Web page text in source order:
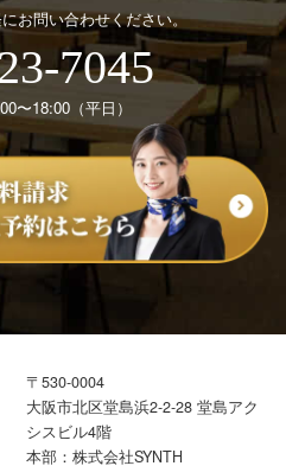
お問い合わせください。
7045
〜18:00（平日）
〒530-0004
大阪市北区堂島浜2-2-28 堂島アク
シスビル4階
本部：株式会社SYNTH